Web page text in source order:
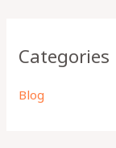
Categories
Blog